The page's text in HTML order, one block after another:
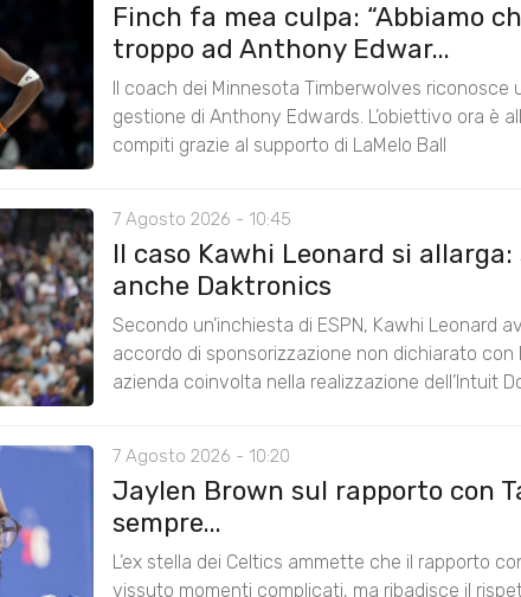
Finch fa mea culpa: “Abbiamo
troppo ad Anthony Edwar...
Il coach dei Minnesota Timberwolves riconosce
gestione di Anthony Edwards. L’obiettivo ora è
compiti grazie al supporto di LaMelo Ball
7 Agosto 2026 - 10:45
Il caso Kawhi Leonard si
anche Daktronics
Secondo un’inchiesta di ESPN, Kawhi Leonard
accordo di sponsorizzazione non dichiarato con
azienda coinvolta nella realizzazione dell’Intuit
7 Agosto 2026 - 10:20
Jaylen Brown sul rapporto con
sempre...
L’ex stella dei Celtics ammette che il rapporto
vissuto momenti complicati, ma ribadisce il